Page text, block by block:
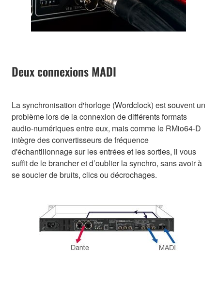
Deux connexions MADI
La synchronisation d'horloge (Wordclock) est souvent un
problème lors de la connexion de différents formats
audio-numériques entre eux, mais comme le RMio64-D
intègre des convertisseurs de fréquence
d'échantillonnage sur les entrées et les sorties, il vous
suffit de le brancher et d’oublier la synchro, sans avoir à
se soucier de bruits, clics ou décrochages.